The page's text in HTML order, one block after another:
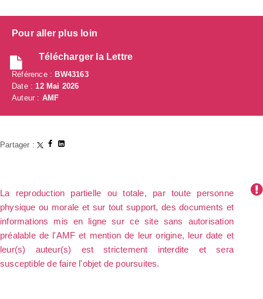
Pour aller plus loin
Télécharger la Lettre
Référence : BW43163
Date :12 Mai 2026
Auteur : AMF
Partager :
La reproduction partielle ou totale, par toute personne
physique ou morale et sur tout support, des documents et
informations mis en ligne sur ce site sans autorisation
préalable de l'AMF et mention de leur origine, leur date et
leur(s) auteur(s) est strictement interdite et sera
susceptible de faire l'objet de poursuites.